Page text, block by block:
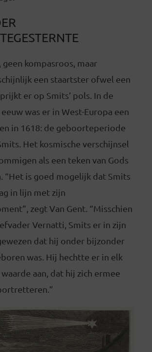
geen kompasroos, maar
een staartster ofwel een
er op Smits’ pols. In de
was er in West-Europa een
in 1618: de geboorteperiode
Het kosmische verschijnsel
als een teken van Gods
“Het is goed mogelijk dat Smits
in lijn met zijn
zegt Van Gent. “Misschien
Vernatti, Smits er in zijn
dat hij onder bijzonder
was. Hij hechtte er in elk
aan, dat hij zich ermee